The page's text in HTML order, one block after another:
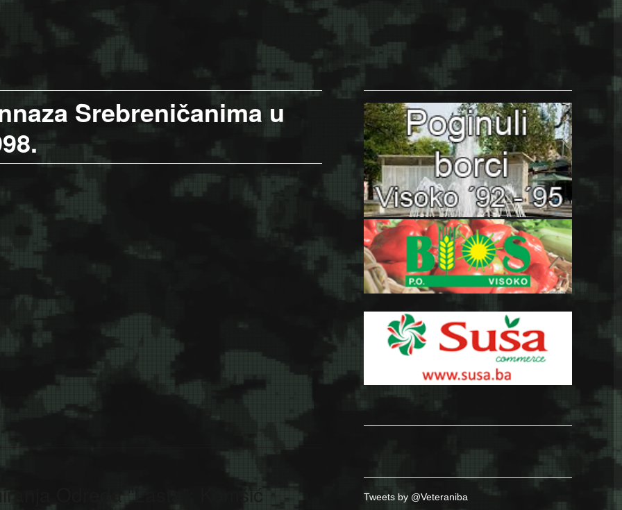
Srebreničanima u
Odreda “Lasta”: Komšić
Tweets by @Veteraniba